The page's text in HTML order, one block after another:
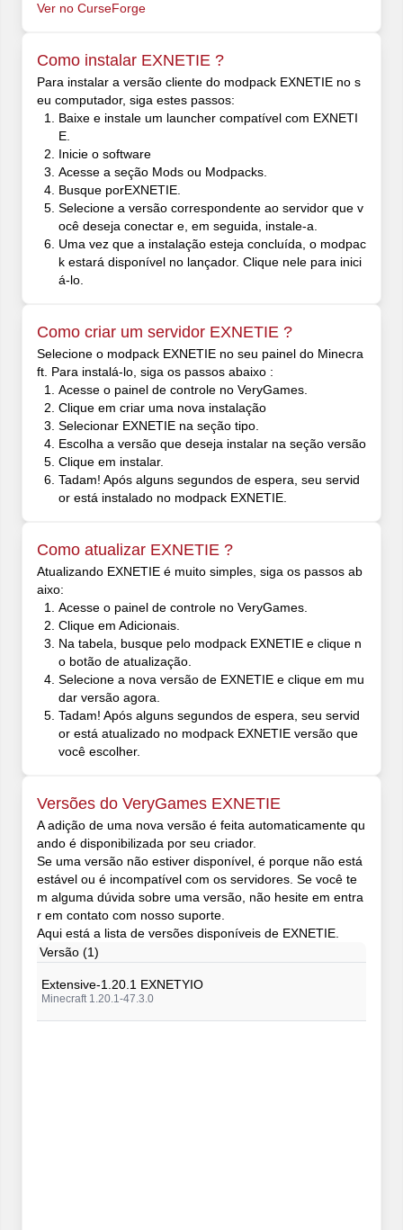
Ver no CurseForge
Como instalar EXNETIE ?
Para instalar a versão cliente do modpack EXNETIE no s
eu computador, siga estes passos:
Baixe e instale um launcher compatível com EXNETI
E.
Inicie o software
Acesse a seção Mods ou Modpacks.
Busque porEXNETIE.
Selecione a versão correspondente ao servidor que v
ocê deseja conectar e, em seguida, instale-a.
Uma vez que a instalação esteja concluída, o modpac
k estará disponível no lançador. Clique nele para inici
á-lo.
Como criar um servidor EXNETIE ?
Selecione o modpack EXNETIE no seu painel do Minecra
ft. Para instalá-lo, siga os passos abaixo :
Acesse o painel de controle no VeryGames.
Clique em criar uma nova instalação
Selecionar EXNETIE na seção tipo.
Escolha a versão que deseja instalar na seção versão
Clique em instalar.
Tadam! Após alguns segundos de espera, seu servid
or está instalado no modpack EXNETIE.
Como atualizar EXNETIE ?
Atualizando EXNETIE é muito simples, siga os passos ab
aixo:
Acesse o painel de controle no VeryGames.
Clique em Adicionais.
Na tabela, busque pelo modpack EXNETIE e clique n
o botão de atualização.
Selecione a nova versão de EXNETIE e clique em mu
dar versão agora.
Tadam! Após alguns segundos de espera, seu servid
or está atualizado no modpack EXNETIE versão que
você escolher.
Versões do VeryGames EXNETIE
A adição de uma nova versão é feita automaticamente qu
ando é disponibilizada por seu criador.
Se uma versão não estiver disponível, é porque não está
estável ou é incompatível com os servidores. Se você te
m alguma dúvida sobre uma versão, não hesite em entra
r em contato com nosso suporte.
Aqui está a lista de versões disponíveis de EXNETIE.
Versão (1)
Extensive-1.20.1 EXNETYIO
Minecraft 1.20.1-47.3.0